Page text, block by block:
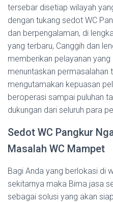
tersebar disetiap wilayah
dengan tukang sedot WC
dan berpengalaman, di
yang terbaru, Canggih dan
memberikan pelayanan
menuntaskan permasalahan
mengutamakan kepuasan
beroperasi sampai puluhan
dukungan dari seluruh para
Sedot WC Pangkur
Masalah WC Mampet
Bagi Anda yang berlokasi di
sekitarnya maka Bima jasa
sebagai solusi yang akan